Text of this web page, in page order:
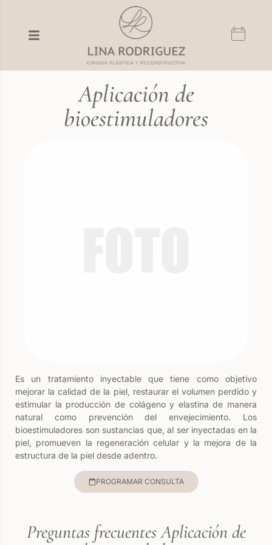
Aplicación de
bioestimuladores
Es un tratamiento inyectable que tiene como objetivo
mejorar la calidad de la piel, restaurar el volumen perdido y
estimular la producción de colágeno y elastina de manera
natural como prevención del envejecimiento. Los
bioestimuladores son sustancias que, al ser inyectadas en la
piel, promueven la regeneración celular y la mejora de la
estructura de la piel desde adentro.
PROGRAMAR CONSULTA
Preguntas frecuentes Aplicación de